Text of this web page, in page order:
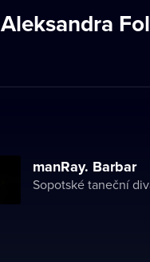
Aleksandra
manRay. Barbar
Sopotské taneční